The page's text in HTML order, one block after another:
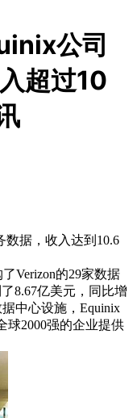
公司
超过10
数据，收入达到10.6
Verizon的29家数据
8.67亿美元，同比增
中心设施，Equinix
球2000强的企业提供